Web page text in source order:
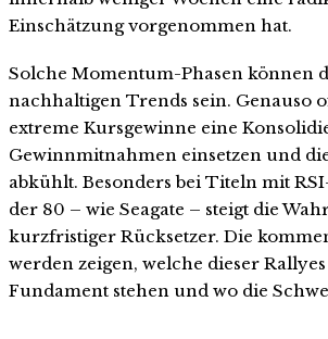
Einschätzung vorgenommen hat.
Solche Momentum-Phasen können
nachhaltigen Trends sein. Genauso
extreme Kursgewinne eine
Gewinnmitnahmen einsetzen und
abkühlt. Besonders bei Titeln mit
der 80 – wie Seagate – steigt die
kurzfristiger Rücksetzer. Die
werden zeigen, welche dieser
Fundament stehen und wo die